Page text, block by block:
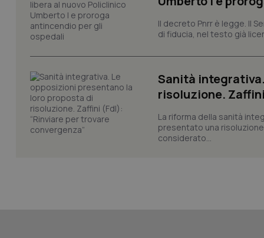
Il decreto Pnrr è legge. Il
di fiducia, nel testo già
Sanità
risoluzione.
La riforma della sanità
presentato una
considerato...
Nome
_ga_0VMQEQKQ1N
__Secure-YNID